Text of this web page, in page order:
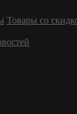
Товары со